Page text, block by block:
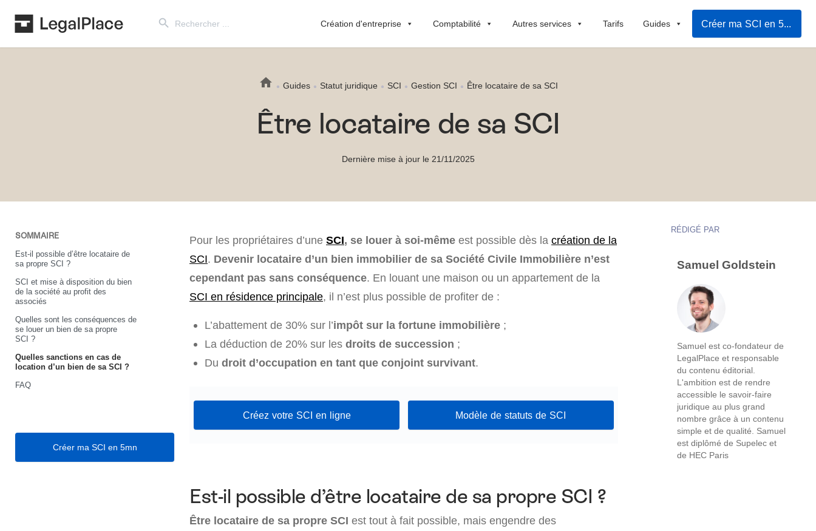
for:
Création d'entreprise Comptabilité Autres services Tarifs Guides Créer ma SCI en 5mn
Guides Statut juridique SCI Gestion SCI Être locataire de sa SCI
Être locataire de sa SCI
Dernière mise à jour le 21/11/2025
SOMMAIRE
Est-il possible d’être locataire de
sa propre SCI ?
SCI et mise à disposition du bien
de la société au profit des
associés
Quelles sont les conséquences de
se louer un bien de sa propre
SCI ?
Quelles sanctions en cas de
location d’un bien de sa SCI ?
FAQ
Créer ma SCI en 5mn
Pour les propriétaires d’une SCI, se louer à soi-même est possible dès la création de la
SCI. Devenir locataire d’un bien immobilier de sa Société Civile Immobilière n’est
cependant pas sans conséquence. En louant une maison ou un appartement de la
SCI en résidence principale, il n’est plus possible de profiter de :
L’abattement de 30% sur l’impôt sur la fortune immobilière ;
La déduction de 20% sur les droits de succession ;
Du droit d’occupation en tant que conjoint survivant.
Créez votre SCI en ligne Modèle de statuts de SCI
Est-il possible d’être locataire de sa propre SCI ?
Être locataire de sa propre SCI est tout à fait possible, mais engendre des
RÉDIGÉ PAR
Samuel Goldstein
Samuel est co-fondateur de
LegalPlace et responsable
du contenu éditorial.
L'ambition est de rendre
accessible le savoir-faire
juridique au plus grand
nombre grâce à un contenu
simple et de qualité. Samuel
est diplômé de Supelec et
de HEC Paris